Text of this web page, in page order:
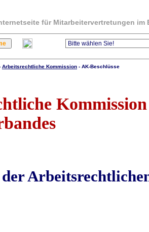
für Mitarbeitervertretungen
Arbeitsrechtliche Kommission - AK-Beschlüsse
Kommission
der